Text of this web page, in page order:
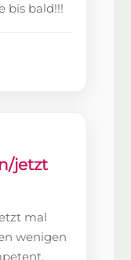
bis bald!!!
jetzt
mal
wenigen